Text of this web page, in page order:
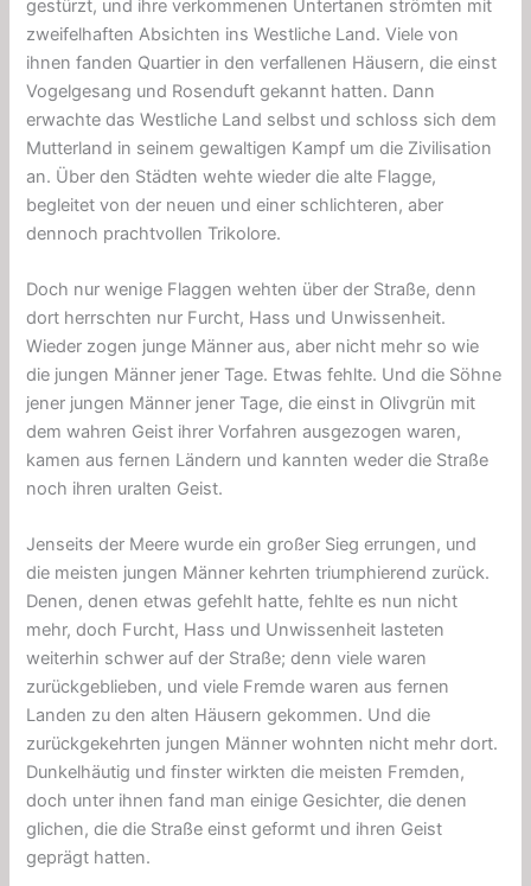
gestürzt, und ihre verkommenen Untertanen strömten mit
zweifelhaften Absichten ins Westliche Land. Viele von
ihnen fanden Quartier in den verfallenen Häusern, die einst
Vogelgesang und Rosenduft gekannt hatten. Dann
erwachte das Westliche Land selbst und schloss sich dem
Mutterland in seinem gewaltigen Kampf um die Zivilisation
an. Über den Städten wehte wieder die alte Flagge,
begleitet von der neuen und einer schlichteren, aber
dennoch prachtvollen Trikolore.
Doch nur wenige Flaggen wehten über der Straße, denn
dort herrschten nur Furcht, Hass und Unwissenheit.
Wieder zogen junge Männer aus, aber nicht mehr so ​​wie
die jungen Männer jener Tage. Etwas fehlte. Und die Söhne
jener jungen Männer jener Tage, die einst in Olivgrün mit
dem wahren Geist ihrer Vorfahren ausgezogen waren,
kamen aus fernen Ländern und kannten weder die Straße
noch ihren uralten Geist.
Jenseits der Meere wurde ein großer Sieg errungen, und
die meisten jungen Männer kehrten triumphierend zurück.
Denen, denen etwas gefehlt hatte, fehlte es nun nicht
mehr, doch Furcht, Hass und Unwissenheit lasteten
weiterhin schwer auf der Straße; denn viele waren
zurückgeblieben, und viele Fremde waren aus fernen
Landen zu den alten Häusern gekommen. Und die
zurückgekehrten jungen Männer wohnten nicht mehr dort.
Dunkelhäutig und finster wirkten die meisten Fremden,
doch unter ihnen fand man einige Gesichter, die denen
glichen, die die Straße einst geformt und ihren Geist
geprägt hatten.